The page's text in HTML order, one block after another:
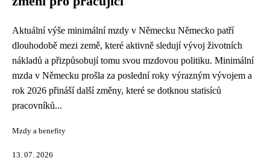
Aktuální výše minimální mzdy v Německu Německo patří
dlouhodobě mezi země, které aktivně sledují vývoj životních
nákladů a přizpůsobují tomu svou mzdovou politiku. Minimální
mzda v Německu prošla za poslední roky výrazným vývojem a
rok 2026 přináší další změny, které se dotknou statisíců
pracovníků...
Mzdy a benefity
13. 07. 2026